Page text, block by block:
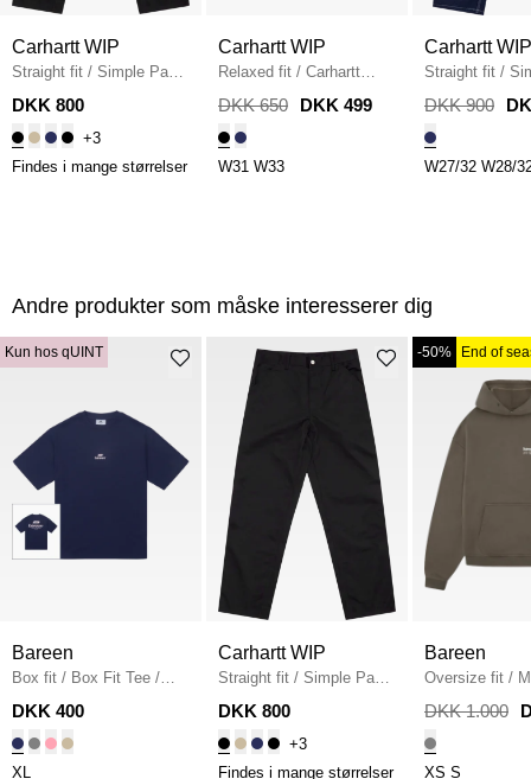
Carhartt WIP
Straight fit / Simple Pant
I020075 / BLACK
DKK 800
+3
Findes i mange størrelser
Carhartt WIP
Relaxed fit / Carhartt
Simple Shorts / BLACK
DKK 650 DKK 499
W31 W33
Carhartt WIP
Straight fit /
I022947.012Y
/
DKK 900
W27/32 W28/
Andre produkter som måske interesserer dig
Kun hos qUINT
Bareen
Box fit / Box Fit Tee /
NAVY
DKK 400
XL
Carhartt WIP
Straight fit / Simple Pant
I020075 / BLACK
DKK 800
+3
Findes i mange størrelser
-50% End of
Bareen
Oversize fit /
Hoodie
DKK 1.000
XS S